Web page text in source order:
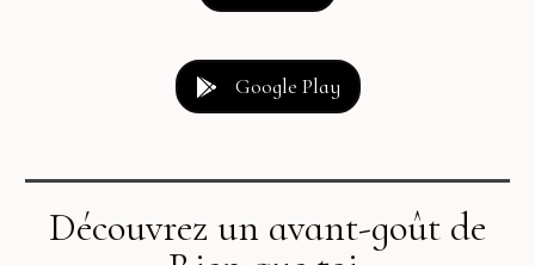
Google Play
Découvrez un avant-goût de